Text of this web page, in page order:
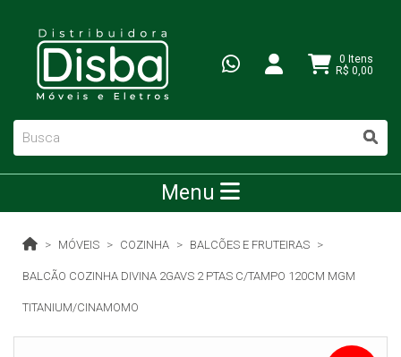
0 Itens
R$ 0,00
Menu
MÓVEIS COZINHA BALCÕES E FRUTEIRAS
BALCÃO COZINHA DIVINA 2GAVS 2 PTAS C/TAMPO 120CM MGM
TITANIUM/CINAMOMO